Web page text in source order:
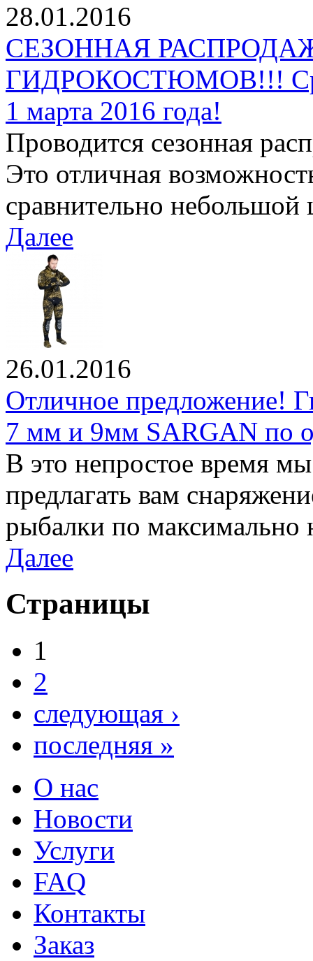
28.01.2016
СЕЗОННАЯ
ГИДРОКОСТЮМОВ!!!
1 марта 2016 года!
Проводится сезонная
Это отличная
сравнительно
Далее
26.01.2016
Отличное предложение!
7 мм и 9мм SARGAN по
В это непростое время
предлагать вам
рыбалки по максимально
Далее
Страницы
1
2
следующая ›
последняя »
О нас
Новости
Услуги
FAQ
Контакты
Заказ